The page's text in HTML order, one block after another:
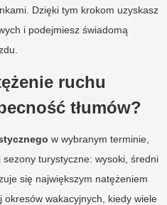
Dzięki tym krokom uzyskasz
i podejmiesz świadomą
ruchu
tłumów?
w wybranym terminie,
sezony turystyczne: wysoki, średni
się największym natężeniem
wakacyjnych, kiedy wiele